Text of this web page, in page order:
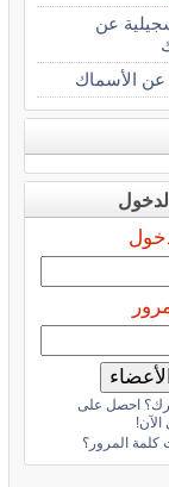
عن
عن الأسماك
احصل على
المرور؟